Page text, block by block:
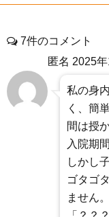
7件のコメント
匿名 2025
私の身
く、簡
間は授
入院期
しかし
ゴタゴ
ません